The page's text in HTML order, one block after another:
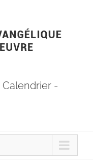
Calendrier -